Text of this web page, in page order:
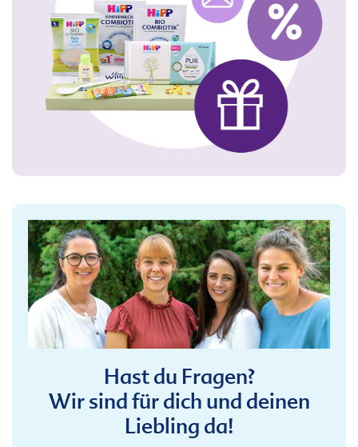
Hast du Fragen?
Wir sind für dich und deinen
Liebling da!